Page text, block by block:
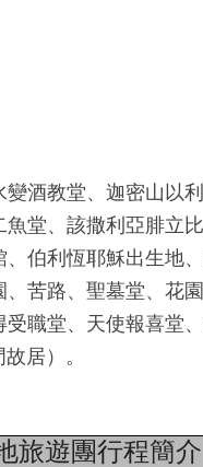
酒教堂、迦密山以
堂、該撒利亞腓立比
伯利恆耶穌出生地
苦路、聖墓堂、花
職堂、天使報喜堂
居）。
旅遊團行程簡介